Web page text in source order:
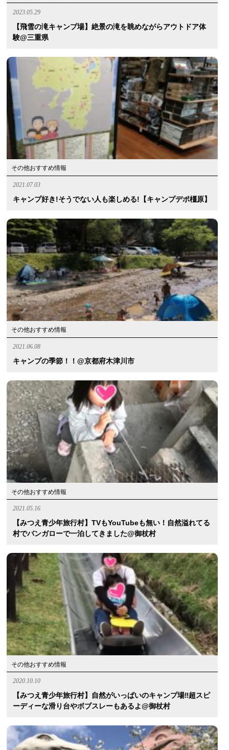
2023.05.29
【飛雪の滝キャンプ場】絶景の滝を眺めながらアウトドア体
験@三重県
その他おすすめ情報
2021.07.03
キャンプ好き!そうでない人も楽しめる!【キャンプデポ橿原】
その他おすすめ情報
2021.06.08
キャンプの季節！！@京都府木津川市
その他おすすめ情報
2021.05.16
【みつえ青少年旅行村】TVもYouTubeも無い！自然溢れてる
村でバンガローで一泊してきました@御杖村
その他おすすめ情報
2020.10.10
【みつえ青少年旅行村】自然がいっぱいのキャンプ場‼︎超スピ
ーディーな滑り台やボブスレーもあるよ@御杖村